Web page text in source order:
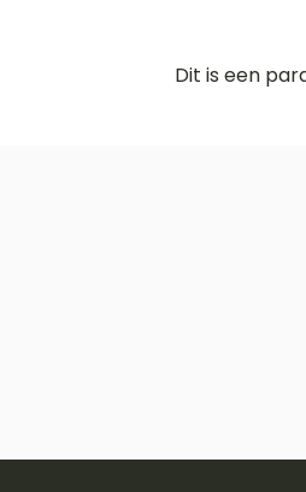
Dit is een